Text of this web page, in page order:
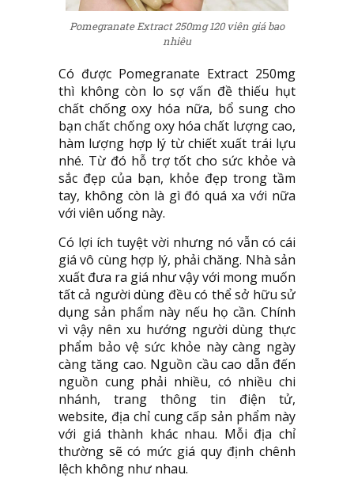
Pomegranate Extract 250mg 120 viên giá bao
nhiêu
Có được Pomegranate Extract 250mg
thì không còn lo sợ vấn đề thiếu hụt
chất chống oxy hóa nữa, bổ sung cho
bạn chất chống oxy hóa chất lượng cao,
hàm lượng hợp lý từ chiết xuất trái lựu
nhé. Từ đó hỗ trợ tốt cho sức khỏe và
sắc đẹp của bạn, khỏe đẹp trong tầm
tay, không còn là gì đó quá xa với nữa
với viên uống này.
Có lợi ích tuyệt vời nhưng nó vẫn có cái
giá vô cùng hợp lý, phải chăng. Nhà sản
xuất đưa ra giá như vậy với mong muốn
tất cả người dùng đều có thể sở hữu sử
dụng sản phẩm này nếu họ cần. Chính
vì vậy nên xu hướng người dùng thực
phẩm bảo vệ sức khỏe này càng ngày
càng tăng cao. Nguồn cầu cao dẫn đến
nguồn cung phải nhiều, có nhiều chi
nhánh, trang thông tin điện tử,
website, địa chỉ cung cấp sản phẩm này
với giá thành khác nhau. Mỗi địa chỉ
thường sẽ có mức giá quy định chênh
lệch không như nhau.